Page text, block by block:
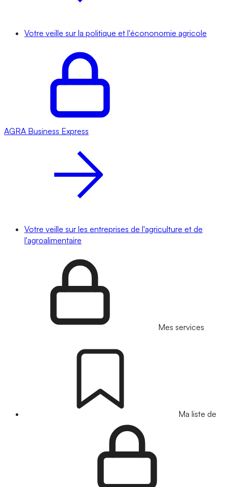
Votre veille sur la politique et l'écononomie agricole
AGRA Business Express
Votre veille sur les entreprises de l'agriculture et de
l'agroalimentaire
Mes services
Ma liste de